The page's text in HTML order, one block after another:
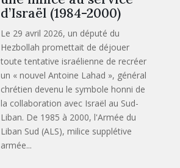
d’Israël (1984-2000)
Le 29 avril 2026, un député du
Hezbollah promettait de déjouer
toute tentative israélienne de recréer
un « nouvel Antoine Lahad », général
chrétien devenu le symbole honni de
la collaboration avec Israël au Sud-
Liban. De 1985 à 2000, l'Armée du
Liban Sud (ALS), milice supplétive
armée...